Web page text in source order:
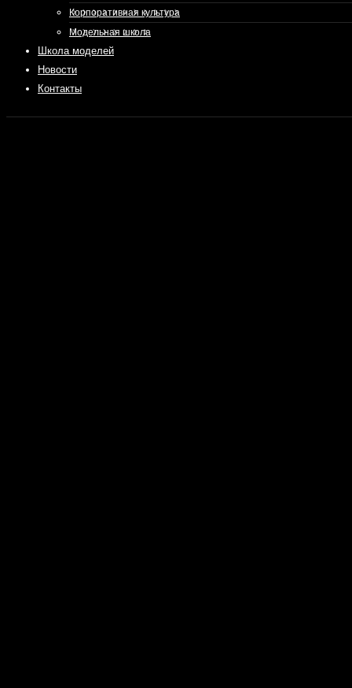
Корпоративная культура
Модельная школа
Школа моделей
Новости
Контакты